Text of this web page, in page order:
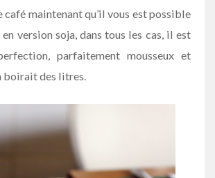
café maintenant qu’il vous est possible
version soja, dans tous les cas, il est
parfaitement mousseux et
boirait des litres.